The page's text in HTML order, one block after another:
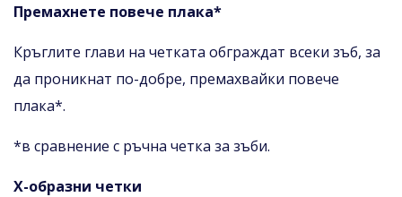
Премахнете повече плака*
Кръглите глави на четката обграждат всеки зъб, за
да проникнат по-добре, премахвайки повече
плака*.
*в сравнение с ръчна четка за зъби.
Х-образни четки